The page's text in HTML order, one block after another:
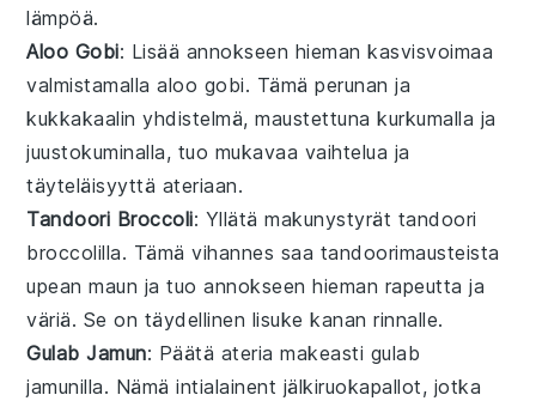
lämpöä.
Aloo Gobi: Lisää annokseen hiemankasvisvoimaa
valmistamallaaloo gobi. Tämäperunan ja
kukkakaalin yhdistelmä, maustettunakurkumalla ja
juustokuminalla, tuo mukavaa vaihtelua ja
täyteläisyyttä ateriaan.
Tandoori Broccoli: Yllätä makunystyrät tandoori
broccolilla. Tämävihannes saa tandoorimausteista
upean maun ja tuo annokseen hieman rapeutta ja
väriä. Se on täydellinen lisukekanan rinnalle.
Gulab Jamun: Päätä ateria makeasti gulab
jamunilla. Nämäintialainent jälkiruokapallot, jotka